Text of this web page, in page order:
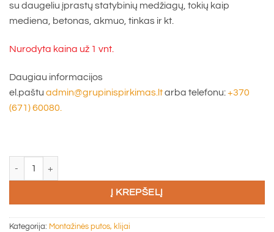
su daugeliu įprastų statybinių medžiagų, tokių kaip
mediena, betonas, akmuo, tinkas ir kt.
Nurodyta kaina už 1 vnt.
Daugiau informacijos
el.paštu admin@grupinispirkimas.ltarba telefonu:+370
(671) 60080.
Į KREPŠELĮ
Kategorija: Montažinės putos, klijai